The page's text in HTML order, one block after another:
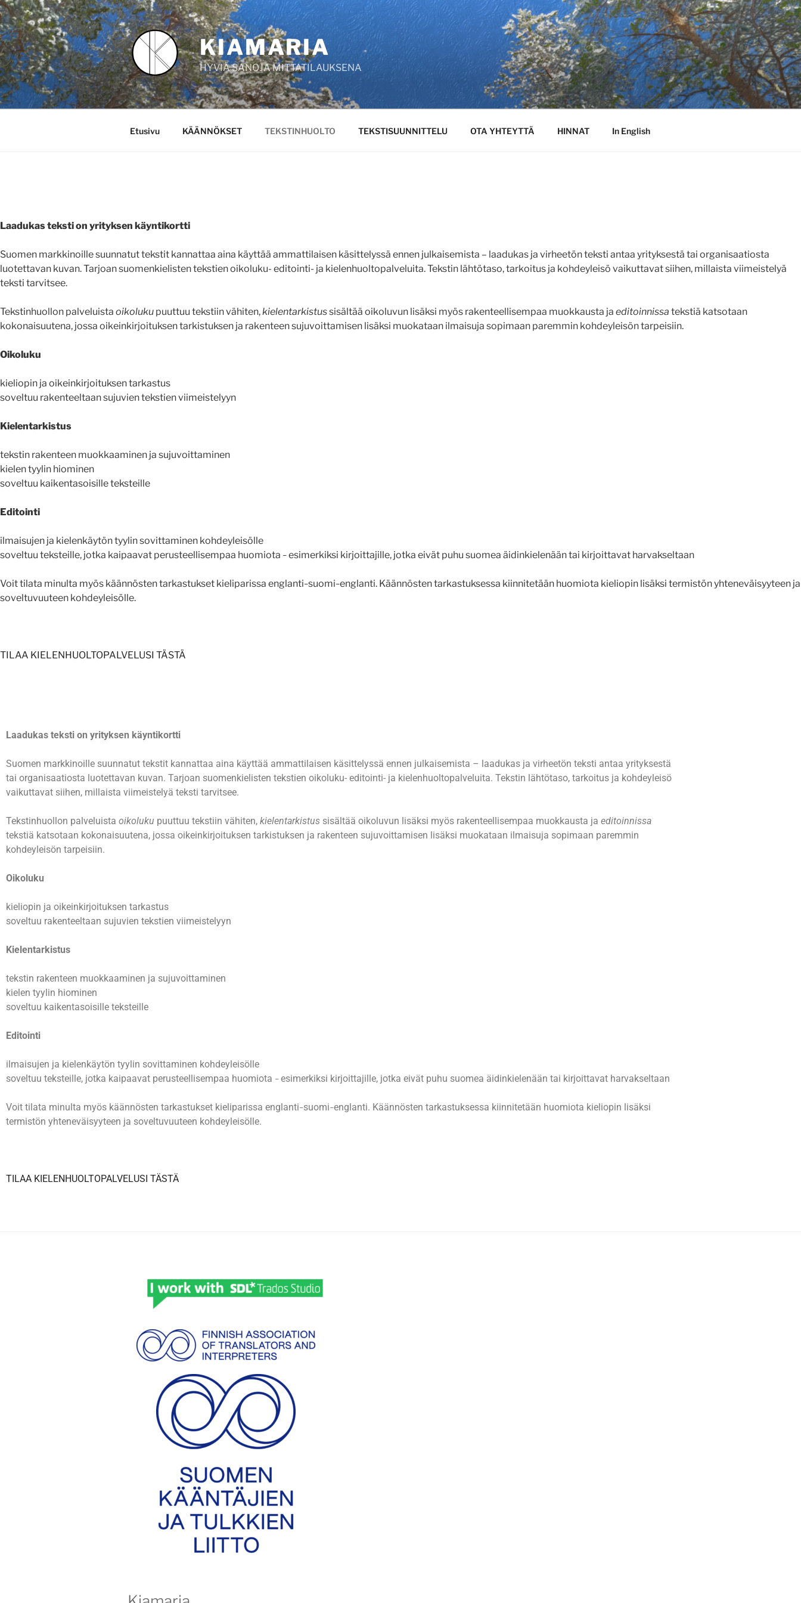
KIAMARIA
HYVIÄ SANOJA MITTATILAUKSENA
Etusivu KÄÄNNÖKSET TEKSTINHUOLTO TEKSTISUUNNITTELU OTA YHTEYTTÄ HINNAT In English
Laadukas teksti on yrityksen käyntikortti
Suomen markkinoille suunnatut tekstit kannattaa aina käyttää ammattilaisen käsittelyssä ennen julkaisemista – laadukas ja virheetön teksti antaa yrityksestä tai organisaatiosta
luotettavan kuvan. Tarjoan suomenkielisten tekstien oikoluku- editointi- ja kielenhuoltopalveluita. Tekstin lähtötaso, tarkoitus ja kohdeyleisö vaikuttavat siihen, millaista viimeistelyä
teksti tarvitsee.
Tekstinhuollon palveluista oikoluku puuttuu tekstiin vähiten,kielentarkistussisältää oikoluvun lisäksi myös rakenteellisempaa muokkausta ja editoinnissa tekstiä katsotaan
kokonaisuutena, jossa oikeinkirjoituksen tarkistuksen ja rakenteen sujuvoittamisen lisäksi muokataan ilmaisuja sopimaan paremmin kohdeyleisön tarpeisiin.
Oikoluku
kieliopin ja oikeinkirjoituksen tarkastus
soveltuu rakenteeltaan sujuvien tekstien viimeistelyyn
Kielentarkistus
tekstin rakenteen muokkaaminen ja sujuvoittaminen
kielen tyylin hiominen
soveltuu kaikentasoisille teksteille
Editointi
ilmaisujen ja kielenkäytön tyylin sovittaminen kohdeyleisölle
soveltuu teksteille, jotka kaipaavat perusteellisempaa huomiota – esimerkiksi kirjoittajille, jotka eivät puhu suomea äidinkielenään tai kirjoittavat harvakseltaan
Voit tilata minulta myös käännösten tarkastukset kieliparissa englanti–suomi–englanti. Käännösten tarkastuksessa kiinnitetään huomiota kieliopin lisäksi termistön yhteneväisyyteen ja
soveltuvuuteen kohdeyleisölle.
TILAA KIELENHUOLTOPALVELUSI TÄSTÄ
Laadukas teksti on yrityksen käyntikortti
Suomen markkinoille suunnatut tekstit kannattaa aina käyttää ammattilaisen käsittelyssä ennen julkaisemista – laadukas ja virheetön teksti antaa yrityksestä
tai organisaatiosta luotettavan kuvan. Tarjoan suomenkielisten tekstien oikoluku- editointi- ja kielenhuoltopalveluita. Tekstin lähtötaso, tarkoitus ja kohdeyleisö
vaikuttavat siihen, millaista viimeistelyä teksti tarvitsee.
Tekstinhuollon palveluista oikoluku puuttuu tekstiin vähiten, kielentarkistus sisältää oikoluvun lisäksi myös rakenteellisempaa muokkausta ja editoinnissa
tekstiä katsotaan kokonaisuutena, jossa oikeinkirjoituksen tarkistuksen ja rakenteen sujuvoittamisen lisäksi muokataan ilmaisuja sopimaan paremmin
kohdeyleisön tarpeisiin.
Oikoluku
kieliopin ja oikeinkirjoituksen tarkastus
soveltuu rakenteeltaan sujuvien tekstien viimeistelyyn
Kielentarkistus
tekstin rakenteen muokkaaminen ja sujuvoittaminen
kielen tyylin hiominen
soveltuu kaikentasoisille teksteille
Editointi
ilmaisujen ja kielenkäytön tyylin sovittaminen kohdeyleisölle
soveltuu teksteille, jotka kaipaavat perusteellisempaa huomiota – esimerkiksi kirjoittajille, jotka eivät puhu suomea äidinkielenään tai kirjoittavat harvakseltaan
Voit tilata minulta myös käännösten tarkastukset kieliparissa englanti–suomi–englanti. Käännösten tarkastuksessa kiinnitetään huomiota kieliopin lisäksi
termistön yhteneväisyyteen ja soveltuvuuteen kohdeyleisölle.
TILAA KIELENHUOLTOPALVELUSI TÄSTÄ